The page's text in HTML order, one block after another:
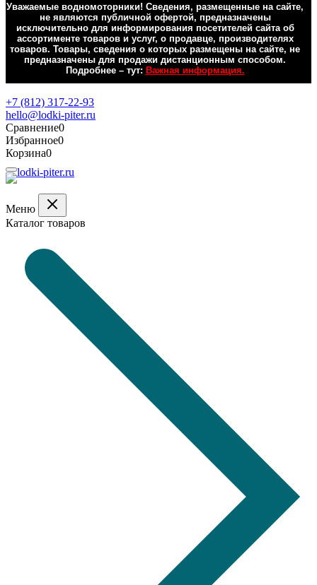
Уважаемые водномоторники! Сведения, размещенные на сайте,
не являются публичной офертой, предназначены
исключительно для информирования посетителей сайта об
ассортименте товаров и услуг, о продавце, производителях
товаров. Товары, сведения о которых размещены на сайте, не
предназначены для продажи дистанционным способом.
Подробнее – тут: Важная информация.
+7 (812) 317-22-93
hello@lodki-piter.ru
Сравнение0
Избранное0
Корзина0
Меню
Каталог товаров